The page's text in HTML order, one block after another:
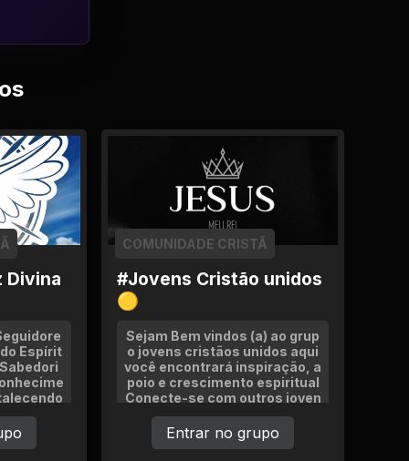
Divina
Espírit
a vossa
Dons E
#Jovens Cristão unidos
🟡
COMUNIDADE CRISTÃ
Sejam Bem vindos (a) ao grup
o jovens cristãos unidos aqui
você encontrará inspiração, a
poio e crescimento espiritual
Conecte-se com outros joven
s cristãos, compartilhe exper
iências e crença em fé SE AP
RESENTEEEM Soment Jovens
Entrar no grupo